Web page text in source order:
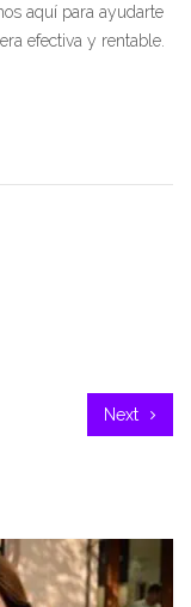
aquí para ayudarte
efectiva y rentable.
Next